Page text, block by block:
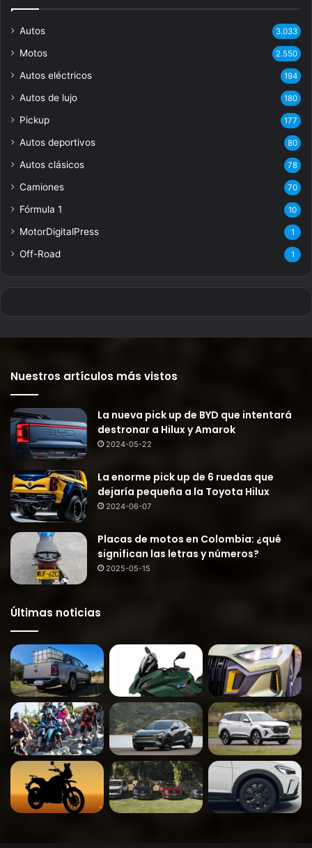
Autos 3.033
Motos 2.550
Autos eléctricos 194
Autos de lujo 180
Pickup 177
Autos deportivos 80
Autos clásicos 78
Camiones 70
Fórmula 1 10
MotorDigitalPress 1
Off-Road 1
Nuestros artículos más vistos
La nueva pick up de BYD que intentará
destronar a Hilux y Amarok
2024-05-22
La enorme pick up de 6 ruedas que
dejaría pequeña a la Toyota Hilux
2024-06-07
Placas de motos en Colombia: ¿qué
significan las letras y números?
2025-05-15
Últimas noticias